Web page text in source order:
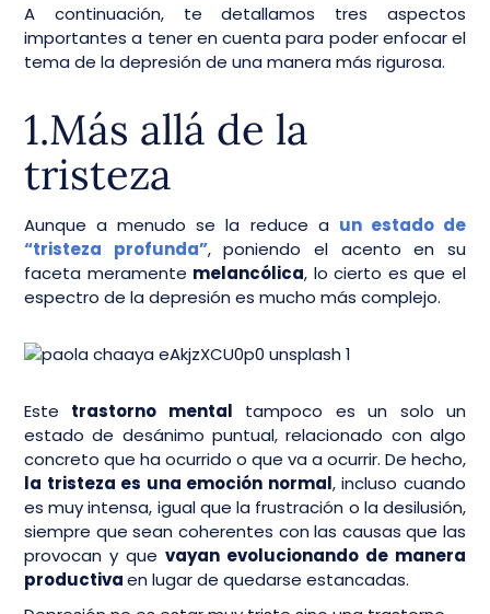
A continuación, te detallamos tres aspectos
importantes a tener en cuenta para poder enfocar el
tema de la depresión de una manera más rigurosa.
1.Más allá de la
tristeza
Aunque a menudo se la reduce a un estado de
“tristeza profunda”, poniendo el acento en su
faceta meramente melancólica, lo cierto es que el
espectro de la depresión es mucho más complejo.
Este trastorno mental tampoco es un solo un
estado de desánimo puntual, relacionado con algo
concreto que ha ocurrido o que va a ocurrir. De hecho,
la tristeza es una emoción normal, incluso cuando
es muy intensa, igual que la frustración o la desilusión,
siempre que sean coherentes con las causas que las
provocan y que vayan evolucionando de manera
productivaen lugar de quedarse estancadas.